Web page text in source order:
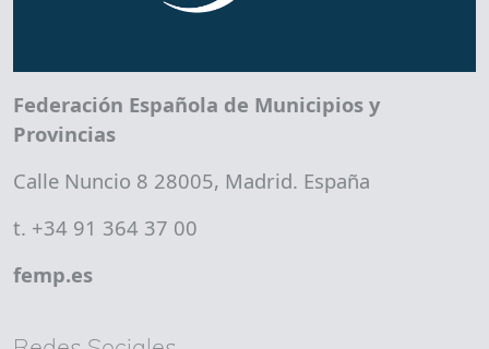
Federación Española de Municipios y
Provincias
Calle Nuncio 8 28005, Madrid. España
t. +34 91 364 37 00
femp.es